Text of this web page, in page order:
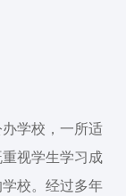
学校，一所适
视学生学习成
校。经过多年